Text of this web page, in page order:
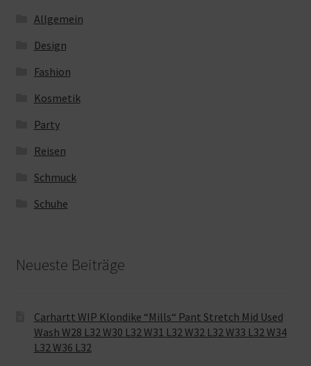
Allgemein
Design
Fashion
Kosmetik
Party
Reisen
Schmuck
Schuhe
Neueste Beiträge
Carhartt WIP Klondike “Mills“ Pant Stretch Mid Used
Wash W28 L32 W30 L32 W31 L32 W32 L32 W33 L32 W34
L32 W36 L32